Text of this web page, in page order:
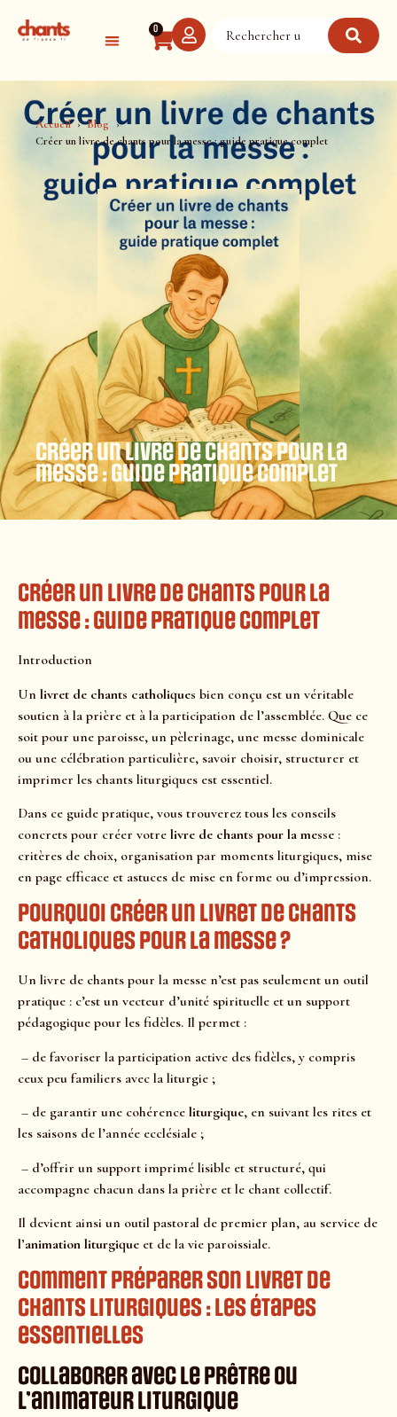
0
Accueil
Blog
Créer un livre de chants pour la messe : guide pratique complet
Créer un livre de chants pour la
messe : guide pratique complet
Créer un livre de chants pour la
messe : guide pratique complet
Introduction
Un livret de chants catholiques bien conçu est un véritable
soutien à la prière et à la participation de l’assemblée. Que ce
soit pour une paroisse, un pèlerinage, une messe dominicale
ou une célébration particulière, savoir choisir, structurer et
imprimer les chants liturgiques est essentiel.
Dans ce guide pratique, vous trouverez tous les conseils
concrets pour créer votre livre de chants pour la messe :
critères de choix, organisation par moments liturgiques, mise
en page efficace et astuces de mise en forme ou d’impression.
Pourquoi créer un livret de chants
catholiques pour la messe ?
Un livre de chants pour la messe n’est pas seulement un outil
pratique : c’est un vecteur d’unité spirituelle et un support
pédagogique pour les fidèles. Il permet :
– de favoriser la participation active des fidèles, y compris
ceux peu familiers avec la liturgie ;
– de garantir une cohérence liturgique, en suivant les rites et
les saisons de l’année ecclésiale ;
– d’offrir un support imprimé lisible et structuré, qui
accompagne chacun dans la prière et le chant collectif.
Il devient ainsi un outil pastoral de premier plan, au service de
l’animation liturgique et de la vie paroissiale.
Comment préparer son livret de
chants liturgiques : les étapes
essentielles
Collaborer avec le prêtre ou
l’animateur liturgique